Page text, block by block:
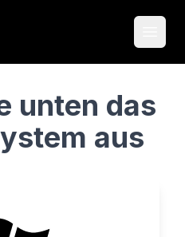
unten das
aus